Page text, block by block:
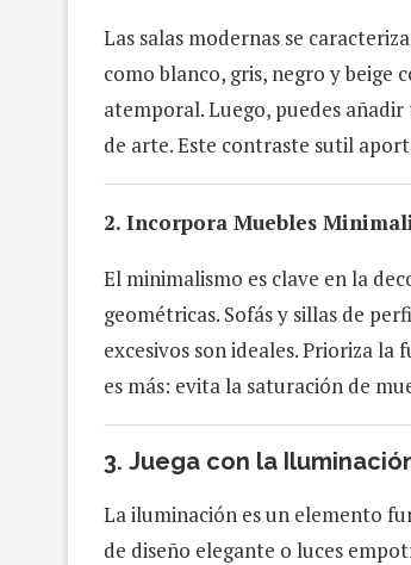
Las salas modernas se
como blanco, gris, negro y beige
atemporal. Luego, puedes
de arte. Este contraste sutil
2. Incorpora Muebles
El minimalismo es clave en la
geométricas. Sofás y sillas de
excesivos son ideales. Prioriza
es más: evita la saturación de
3. Juega con la
La iluminación es un elemento
de diseño elegante o luces